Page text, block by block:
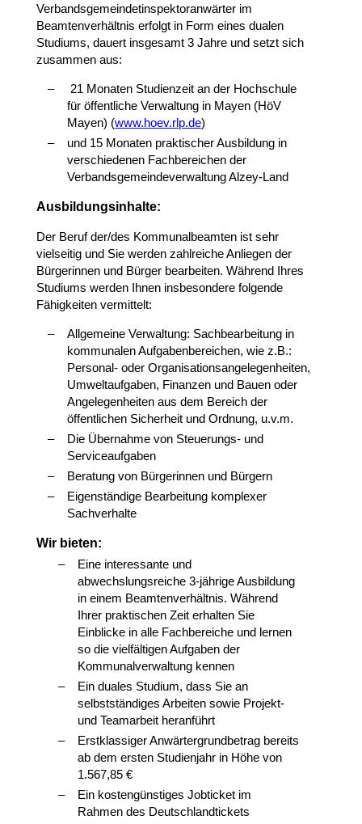
Verbandsgemeindetinspektoranwärter im
Beamtenverhältnis erfolgt in Form eines dualen
Studiums, dauert insgesamt 3 Jahre und setzt sich
zusammen aus:
21 Monaten Studienzeit an der Hochschule
für öffentliche Verwaltung in Mayen (HöV
Mayen) (www.hoev.rlp.de)
und 15 Monaten praktischer Ausbildung in
verschiedenen Fachbereichen der
Verbandsgemeindeverwaltung Alzey-Land
Ausbildungsinhalte:
Der Beruf der/des Kommunalbeamten ist sehr
vielseitig und Sie werden zahlreiche Anliegen der
Bürgerinnen und Bürger bearbeiten. Während Ihres
Studiums werden Ihnen insbesondere folgende
Fähigkeiten vermittelt:
Allgemeine Verwaltung: Sachbearbeitung in
kommunalen Aufgabenbereichen, wie z.B.:
Personal- oder Organisationsangelegenheiten,
Umweltaufgaben, Finanzen und Bauen oder
Angelegenheiten aus dem Bereich der
öffentlichen Sicherheit und Ordnung, u.v.m.
Die Übernahme von Steuerungs- und
Serviceaufgaben
Beratung von Bürgerinnen und Bürgern
Eigenständige Bearbeitung komplexer
Sachverhalte
Wir bieten:
Eine interessante und
abwechslungsreiche 3-jährige Ausbildung
in einem Beamtenverhältnis. Während
Ihrer praktischen Zeit erhalten Sie
Einblicke in alle Fachbereiche und lernen
so die vielfältigen Aufgaben der
Kommunalverwaltung kennen
Ein duales Studium, dass Sie an
selbstständiges Arbeiten sowie Projekt-
und Teamarbeit heranführt
Erstklassiger Anwärtergrundbetrag bereits
ab dem ersten Studienjahr in Höhe von
1.567,85 €
Ein kostengünstiges Jobticket im
Rahmen des Deutschlandtickets